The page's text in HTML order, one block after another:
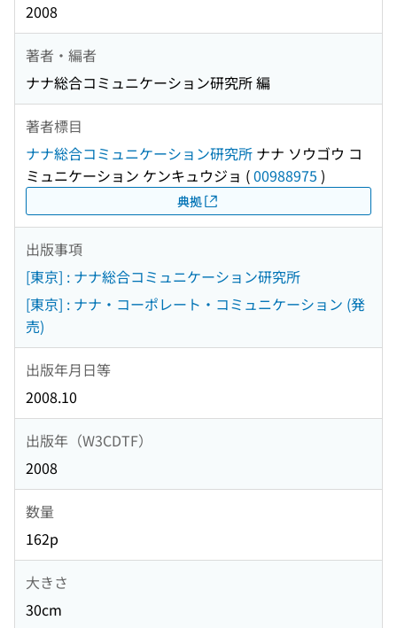
2008
著者・編者
ナナ総合コミュニケーション研究所 編
著者標目
ナナ総合コミュニケーション研究所 ナナ ソウゴウ コ
ミュニケーション ケンキュウジョ (00988975 )
典拠
出版事項
[東京] : ナナ総合コミュニケーション研究所
[東京] : ナナ・コーポレート・コミュニケーション (発
売)
出版年月日等
2008.10
出版年（W3CDTF）
2008
数量
162p
大きさ
30cm